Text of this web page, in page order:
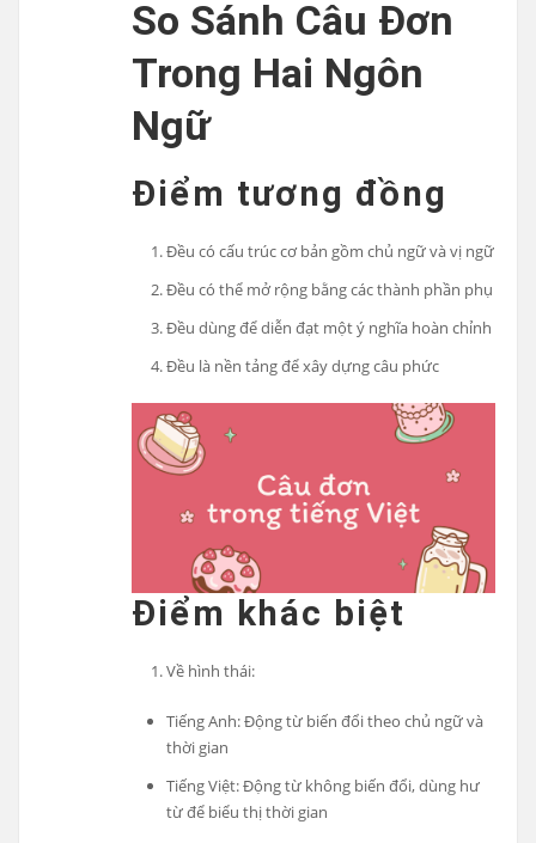
So Sánh Câu Đơn
Trong Hai Ngôn
Ngữ
Điểm tương đồng
Đều có cấu trúc cơ bản gồm chủ ngữ và vị ngữ
Đều có thể mở rộng bằng các thành phần phụ
Đều dùng để diễn đạt một ý nghĩa hoàn chỉnh
Đều là nền tảng để xây dựng câu phức
Điểm khác biệt
Về hình thái:
Tiếng Anh: Động từ biến đổi theo chủ ngữ và
thời gian
Tiếng Việt: Động từ không biến đổi, dùng hư
từ để biểu thị thời gian